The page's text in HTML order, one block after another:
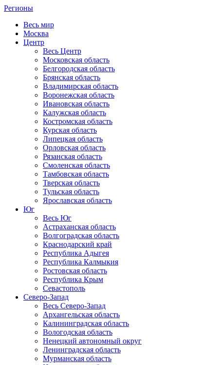
Регионы
Весь мир
Москва
Центр
Весь Центр
Московская область
Белгородская область
Брянская область
Владимирская область
Воронежская область
Ивановская область
Калужская область
Костромская область
Курская область
Липецкая область
Орловская область
Рязанская область
Смоленская область
Тамбовская область
Тверская область
Тульская область
Ярославская область
Юг
Весь Юг
Астраханская область
Волгоградская область
Краснодарский край
Республика Адыгея
Республика Калмыкия
Ростовская область
Республика Крым
Севастополь
Северо-Запад
Весь Северо-Запад
Архангельская область
Калининградская область
Вологодская область
Ненецкий автономный округ
Ленинградская область
Мурманская область